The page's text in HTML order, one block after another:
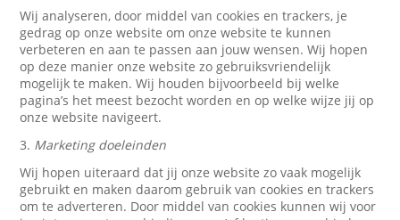
Wij analyseren, door middel van cookies en trackers, je
gedrag op onze website om onze website te kunnen
verbeteren en aan te passen aan jouw wensen. Wij hopen
op deze manier onze website zo gebruiksvriendelijk
mogelijk te maken. Wij houden bijvoorbeeld bij welke
pagina’s het meest bezocht worden en op welke wijze jij op
onze website navigeert.
3. Marketing doeleinden
Wij hopen uiteraard dat jij onze website zo vaak mogelijk
gebruikt en maken daarom gebruik van cookies en trackers
om te adverteren. Door middel van cookies kunnen wij voor